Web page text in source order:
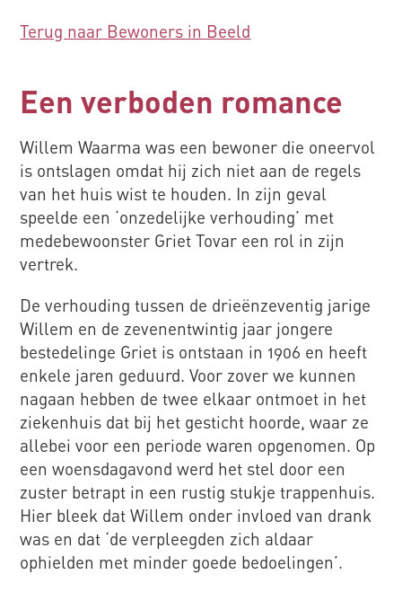
Terug naar Bewoners in Beeld
Een verboden romance
Willem Waarma was een bewoner die oneervol
is ontslagen omdat hij zich niet aan de regels
van het huis wist te houden. In zijn geval
speelde een ‘onzedelijke verhouding’ met
medebewoonster Griet Tovar een rol in zijn
vertrek.
De verhouding tussen de drieënzeventig jarige
Willem en de zevenentwintig jaar jongere
bestedelinge Griet is ontstaan in 1906 en heeft
enkele jaren geduurd. Voor zover we kunnen
nagaan hebben de twee elkaar ontmoet in het
ziekenhuis dat bij het gesticht hoorde, waar ze
allebei voor een periode waren opgenomen. Op
een woensdagavond werd het stel door een
zuster betrapt in een rustig stukje trappenhuis.
Hier bleek dat Willem onder invloed van drank
was en dat ‘de verpleegden zich aldaar
ophielden met minder goede bedoelingen’.